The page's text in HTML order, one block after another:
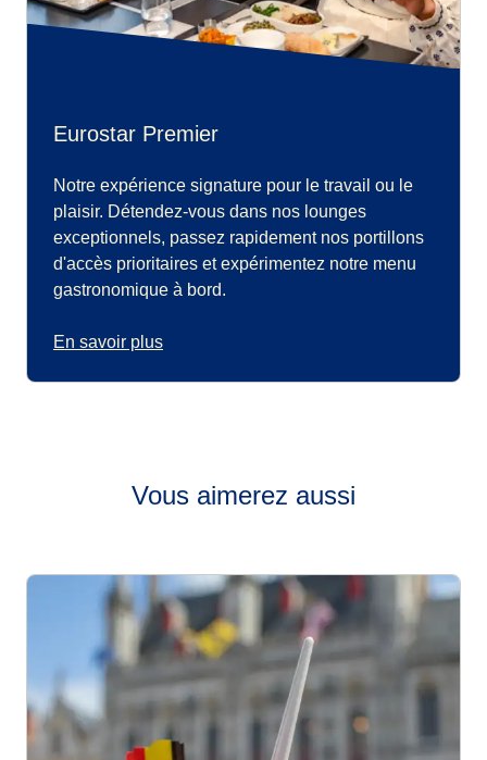
Eurostar Premier
Notre expérience signature pour le travail ou le
plaisir. Détendez-vous dans nos lounges
exceptionnels, passez rapidement nos portillons
d'accès prioritaires et expérimentez notre menu
gastronomique à bord.
En savoir plus
Vous aimerez aussi